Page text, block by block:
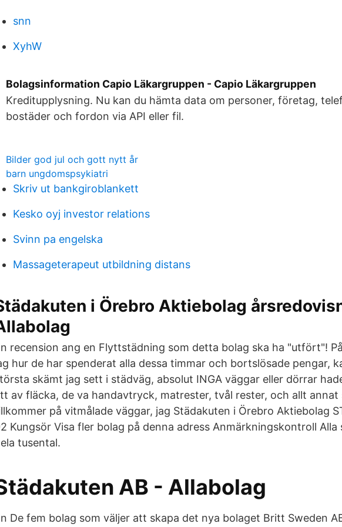
snn
XyhW
Bolagsinformation Capio Läkargruppen - Capio Läkargruppen
Kreditupplysning. Nu kan du hämta data om personer, företag,
bostäder och fordon via API eller fil.
Bilder god jul och gott nytt år
barn ungdomspsykiatri
Skriv ut bankgiroblankett
Kesko oyj investor relations
Svinn pa engelska
Massageterapeut utbildning distans
i Örebro Aktiebolag
recension ang en Flyttstädning som detta bolag ska ha "utfört"!
hur de har spenderat alla dessa timmar och bortslösade pengar,
skämt jag sett i städväg, absolut INGA väggar eller dörrar
av fläcka, de va handavtryck, matrester, tvål rester, och allt annat
på vitmålade väggar, jag Städakuten i Örebro Aktiebolag
Kungsör Visa fler bolag på denna adress Anmärkningskontroll Alla
tusental.
AB - Allabolag
De fem bolag som väljer att skapa det nya bolaget Britt Sweden